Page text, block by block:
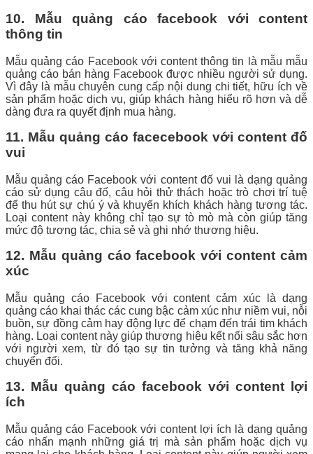
10. Mẫu quảng cáo facebook với content
thông tin
Mẫu quảng cáo Facebook với content thông tin là mẫu mẫu
quảng cáo bán hàng Facebook được nhiều người sử dụng.
Vì đây là mẫu chuyên cung cấp nội dung chi tiết, hữu ích về
sản phẩm hoặc dịch vụ, giúp khách hàng hiểu rõ hơn và dễ
dàng đưa ra quyết định mua hàng.
11. Mẫu quảng cáo facecebook với content đố
vui
Mẫu quảng cáo Facebook với content đố vui là dạng quảng
cáo sử dụng câu đố, câu hỏi thử thách hoặc trò chơi trí tuệ
để thu hút sự chú ý và khuyến khích khách hàng tương tác.
Loại content này không chỉ tạo sự tò mò mà còn giúp tăng
mức độ tương tác, chia sẻ và ghi nhớ thương hiệu.
12. Mẫu quảng cáo facebook với content cảm
xúc
Mẫu quảng cáo Facebook với content cảm xúc là dạng
quảng cáo khai thác các cung bậc cảm xúc như niềm vui, nỗi
buồn, sự đồng cảm hay động lực để chạm đến trái tim khách
hàng. Loại content này giúp thương hiệu kết nối sâu sắc hơn
với người xem, từ đó tạo sự tin tưởng và tăng khả năng
chuyển đổi.
13. Mẫu quảng cáo facebook với content lợi
ích
Mẫu quảng cáo Facebook với content lợi ích là dạng quảng
cáo nhấn mạnh những giá trị mà sản phẩm hoặc dịch vụ